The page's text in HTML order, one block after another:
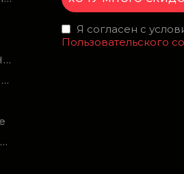
СЕЛЬСКОХОЗЯЙСТВЕННАЯ ТЕХНИКА
ТЕХНИКА БЕЛОРУССКОГО ПРОИЗВОДСТВА
БЕСПРОВОДНЫЕ ТОЧКИ ДОСТУПА И УСИЛИТЕЛИ
Я согласен с
Пользовательского